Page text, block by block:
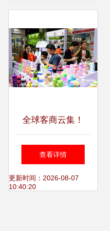
全球客商云集！
2024中国义乌日用
百货科技创新博览
查看详情
更新时间：2026-08-07
10:40:20